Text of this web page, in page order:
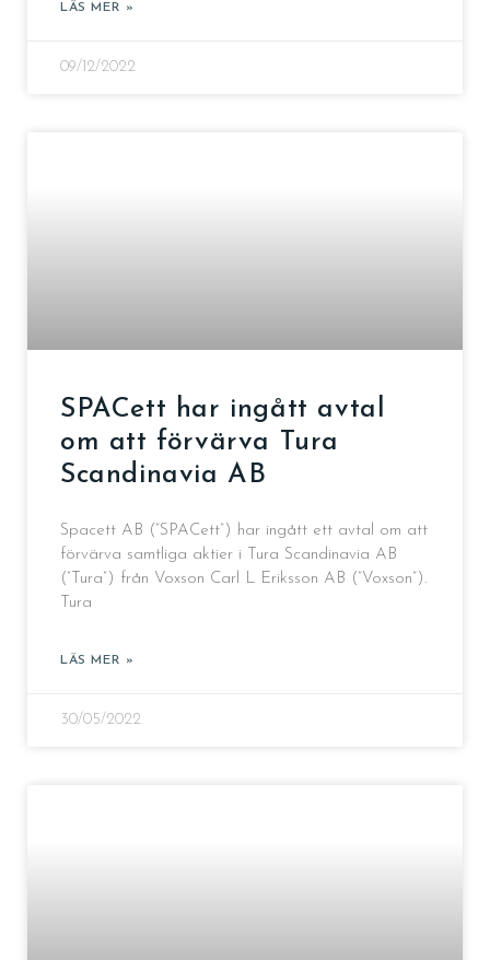
LÄS MER »
09/12/2022
SPACett har ingått avtal
om att förvärva Tura
Scandinavia AB
Spacett AB (”SPACett”) har ingått ett avtal om att
förvärva samtliga aktier i Tura Scandinavia AB
(”Tura”) från Voxson Carl L Eriksson AB (”Voxson”).
Tura
LÄS MER »
30/05/2022